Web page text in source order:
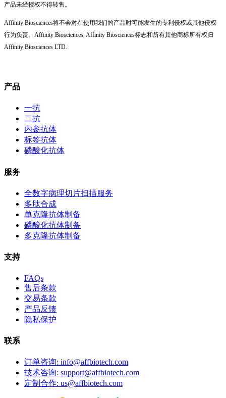
产品未经授权不得转售。
Affinity Biosciences将不会对在使用我们的产品时可能发生的专利侵权或其他侵权
行为负责。Affinity Biosciences, Affinity Biosciences标志和所有其他商标所有权归
Affinity Biosciences LTD.
产品
一抗
二抗
内参抗体
标签抗体
磷酸化抗体
服务
全数字病理切片扫描服务
多肽合成
单克隆抗体制备
磷酸化抗体制备
多克隆抗体制备
支持
FAQs
售后条款
交易条款
产品反馈
隐私保护
联系
订单咨询: info@affbiotech.com
技术咨询: support@affbiotech.com
定制合作: us@affbiotech.com